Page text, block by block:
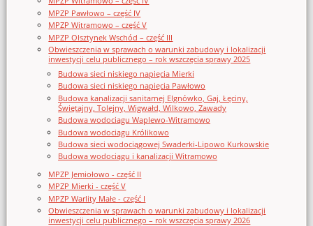
MPZP Pawłowo – część IV
MPZP Witramowo – część V
MPZP Olsztynek Wschód – część III
Obwieszczenia w sprawach o warunki zabudowy i lokalizacji
inwestycji celu publicznego – rok wszczęcia sprawy 2025
Budowa sieci niskiego napięcia Mierki
Budowa sieci niskiego napięcia Pawłowo
Budowa kanalizacji sanitarnej Elgnówko, Gaj, Łęciny,
Świętajny, Tolejny, Wigwałd, Wilkowo, Zawady
Budowa wodociągu Waplewo-Witramowo
Budowa wodociągu Królikowo
Budowa sieci wodociągowej Swaderki-Lipowo Kurkowskie
Budowa wodociągu i kanalizacji Witramowo
MPZP Jemiołowo - część II
MPZP Mierki - część V
MPZP Warlity Małe - część I
Obwieszczenia w sprawach o warunki zabudowy i lokalizacji
inwestycji celu publicznego – rok wszczęcia sprawy 2026